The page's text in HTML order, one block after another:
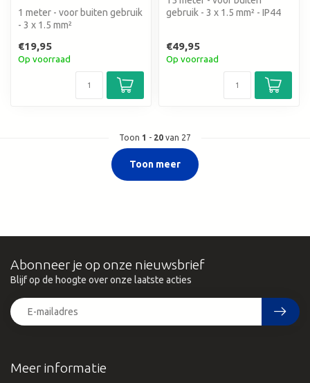
1 meter - voor buiten gebruik
- 3 x 1.5 mm²
€19,95
Op voorraad
gebruik - 3 x 1.5 mm² - IP44
€49,95
Op voorraad
Toon 1 - 20 van 27
Toon meer
Meer informatie
Abonneer je op onze nieuwsbrief
Blijf op de hoogte over onze laatste acties